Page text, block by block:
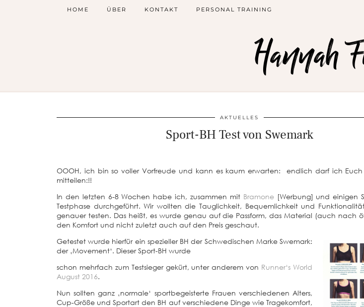
Hannah
HOME ÜBER KONTAKT PERSONAL TRAINING
AKTUELLES
Sport-BH Test von Swemark
OOOH, ich bin so voller Vorfreude und kann es kaum erwarten: endlich darf ich Euch
mitteilen:!!
In den letzten 6-8 Wochen habe ich, zusammen mit Bramone[Werbung] und einigen
Testphase durchgeführt. Wir wollten die Tauglichkeit, Bequemlichkeit und
genauer testen. Das heißt, es wurde genau auf die Passform, das Material (auch nach
den Komfort und nicht zuletzt auch auf den Preis geschaut.
Getestet wurde hierfür ein spezieller BH der Schwedischen Marke Swemark:
der ‚Movement‘. Dieser Sport-BH wurde
schon mehrfach zum Testsieger gekürt, unter anderem von Runner‘s World
August 2016.
Nun sollten ganz ‚normale‘ sportbegeisterte Frauen verschiedenen Alters,
Cup-Größe und Sportart den BH auf verschiedene Dinge wie Tragekomfort,